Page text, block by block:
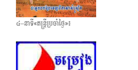
៤–នាទី«តន្ត្រីប្រចាំថ្ងៃ»៖